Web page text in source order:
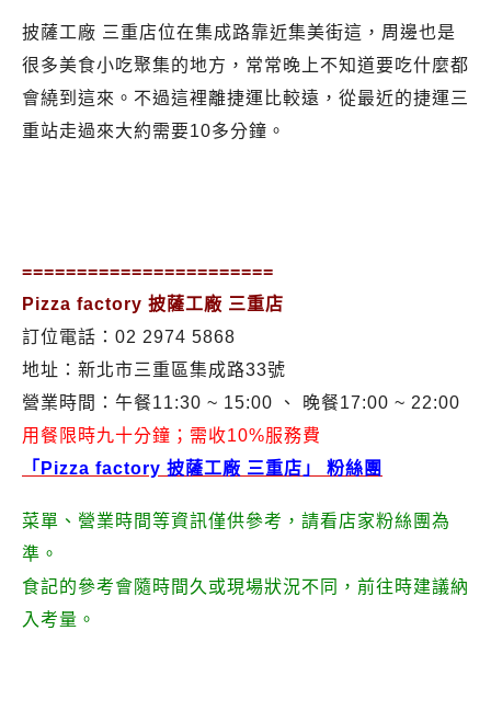
披薩工廠 三重店位在集成路靠近集美街這，周邊也是
很多美食小吃聚集的地方，常常晚上不知道要吃什麼都
會繞到這來。不過這裡離捷運比較遠，從最近的捷運三
重站走過來大約需要10多分鐘。
=======================
Pizza factory 披薩工廠 三重店
訂位電話：02 2974 5868
地址：新北市三重區集成路33號
營業時間：午餐11:30 ~ 15:00 、 晚餐17:00 ~ 22:00
用餐限時九十分鐘；需收10%服務費
「Pizza factory 披薩工廠 三重店」 粉絲團
菜單、營業時間等資訊僅供參考，請看店家粉絲團為
準。
食記的參考會隨時間久或現場狀況不同，前往時建議納
入考量。